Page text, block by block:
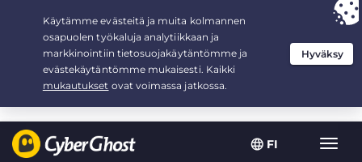
FI
Your choice:The Best Deal for 3.3333333333333-years at $
/month